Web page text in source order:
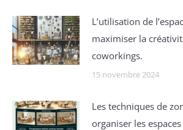
Lʼutilisation de
maximiser la
coworkings.
15 novembre 2024
Les techniques de
organiser les